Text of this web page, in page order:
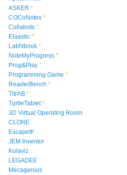
ASKER *
COCoNotes *
Collabots *
Elaastic *
LabNbook *
NoteMyProgress *
Prog&Play *
Programming Game *
ReaderBench *
TitrAB *
TurtleTablet *
3D Virtual Operating Room
CLONE
EscapeIt!
JEM Inventor
Kolaviz
LEGADEE
Mecagenius